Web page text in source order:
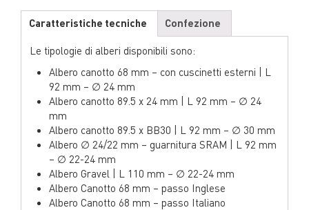
Caratteristiche tecniche
Confezione
Le tipologie di alberi disponibili sono:
Albero canotto 68 mm – con cuscinetti esterni | L
92 mm – ∅ 24 mm
Albero canotto 89.5 x 24 mm | L 92 mm – ∅ 24
mm
Albero canotto 89.5 x BB30 | L 92 mm – ∅ 30 mm
Albero ∅ 24/22 mm – guarnitura SRAM | L 92 mm
– ∅ 22-24 mm
Albero Gravel | L 110 mm – ∅ 22-24 mm
Albero Canotto 68 mm – passo Inglese
Albero Canotto 68 mm – passo Italiano